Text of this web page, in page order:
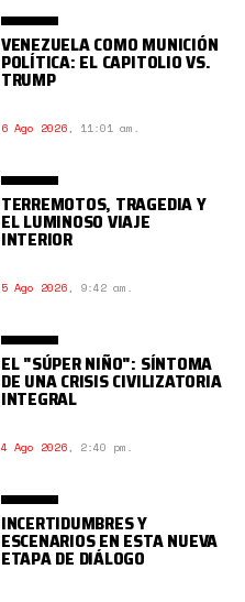
VENEZUELA COMO MUNICIÓN
POLÍTICA: EL CAPITOLIO VS.
TRUMP
6 Ago 2026, 11:01 am.
TERREMOTOS, TRAGEDIA Y
EL LUMINOSO VIAJE
INTERIOR
5 Ago 2026, 9:42 am.
EL "SÚPER NIÑO": SÍNTOMA
DE UNA CRISIS CIVILIZATORIA
INTEGRAL
4 Ago 2026, 2:40 pm.
INCERTIDUMBRES Y
ESCENARIOS EN ESTA NUEVA
ETAPA DE DIÁLOGO